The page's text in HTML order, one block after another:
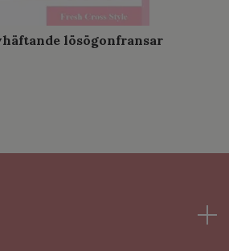
lösögonfransar